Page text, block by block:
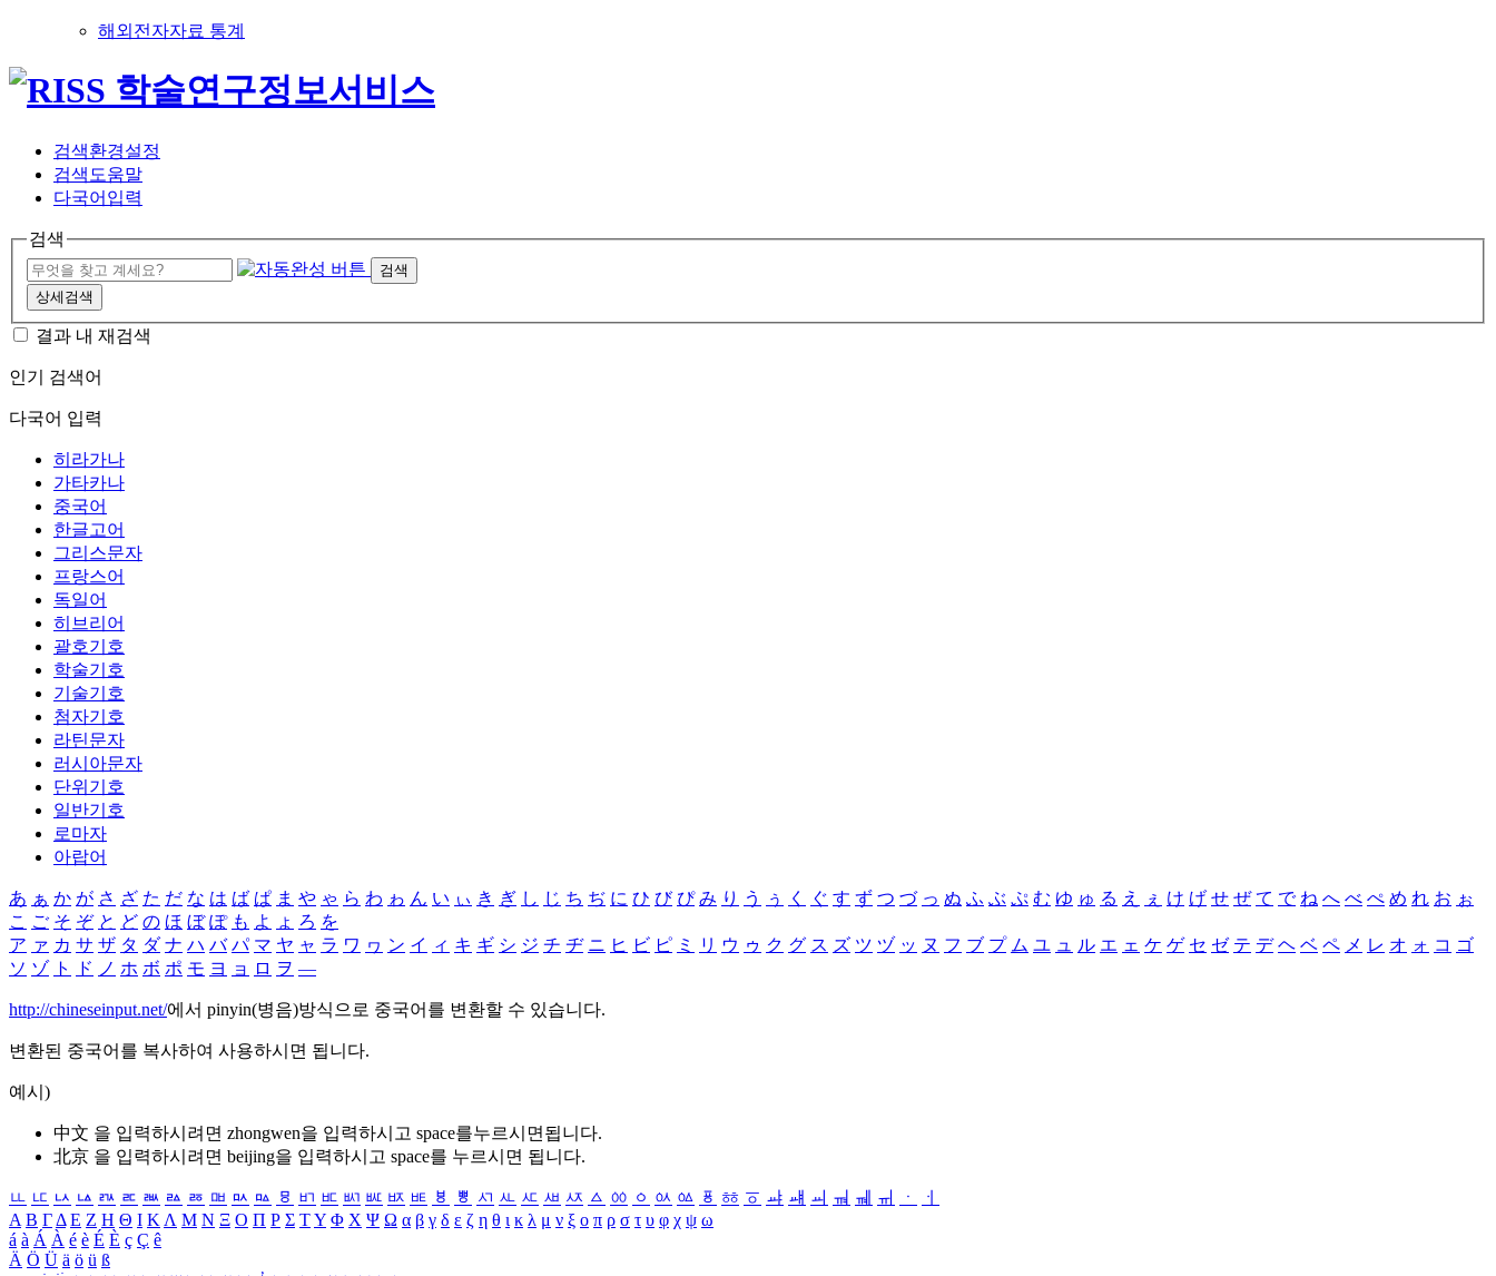
해외전자자료 통계
검색환경설정
검색도움말
다국어입력
검색
검색
상세검색
결과 내 재검색
인기 검색어
다국어 입력
히라가나
가타카나
중국어
한글고어
그리스문자
프랑스어
독일어
히브리어
괄호기호
학술기호
기술기호
첨자기호
라틴문자
러시아문자
단위기호
일반기호
로마자
아랍어
あ ぁ か が さ ざ た だ な は ば ぱ ま や ゃ ら わ ゎ ん い ぃ き ぎ し じ ち ぢ に ひ び ぴ み り う ぅ く ぐ す ず つ づ っ ぬ ふ ぶ ぷ む ゆ ゅ る え ぇ け げ せ ぜ て で ね へ べ ぺ め れ お ぉ
こ ご そ ぞ と ど の ほ ぼ ぽ も よ ょ ろ を
ア ァ カ サ ザ タ ダ ナ ハ バ パ マ ヤ ャ ラ ワ ヮ ン イ ィ キ ギ シ ジ チ ヂ ニ ヒ ビ ピ ミ リ ウ ゥ ク グ ス ズ ツ ヅ ッ ヌ フ ブ プ ム ユ ュ ル エ ェ ケ ゲ セ ゼ テ デ ヘ ベ ペ メ レ オ ォ コ ゴ
ソ ゾ ト ド ノ ホ ボ ポ モ ヨ ョ ロ ヲ ―
http://chineseinput.net/에서 pinyin(병음)방식으로 중국어를 변환할 수 있습니다.
변환된 중국어를 복사하여 사용하시면 됩니다.
예시)
中文 을 입력하시려면 zhongwen을 입력하시고 space를누르시면됩니다.
北京 을 입력하시려면 beijing을 입력하시고 space를 누르시면 됩니다.
ㅥ ㅦ ㅧ ㅨ ㅩ ㅪ ㅫ ㅬ ㅭ ㅮ ㅯ ㅰ ㅱ ㅲ ㅳ ㅴ ㅵ ㅶ ㅷ ㅸ ㅹ ㅺ ㅻ ㅼ ㅽ ㅾ ㅿ ㆀ ㆁ ㆂ ㆃ ㆄ ㆅ ㆆ ㆇ ㆈ ㆉ ㆊ ㆋ ㆌ ㆍ
ㆎ
Α Β ΓΔ Ε Ζ Η Θ Ι ΚΛ Μ Ν Ξ Ο Π Ρ Σ ΤΥ Φ Χ Ψ Ω α β γ δ ε ζ η θ ι κ λ μ ν ξ ο π ρ σ τ υ φ χ ψ ω
á à Á À é è É È ç Ç ê
Ä Ö Ü ä ö ü ß